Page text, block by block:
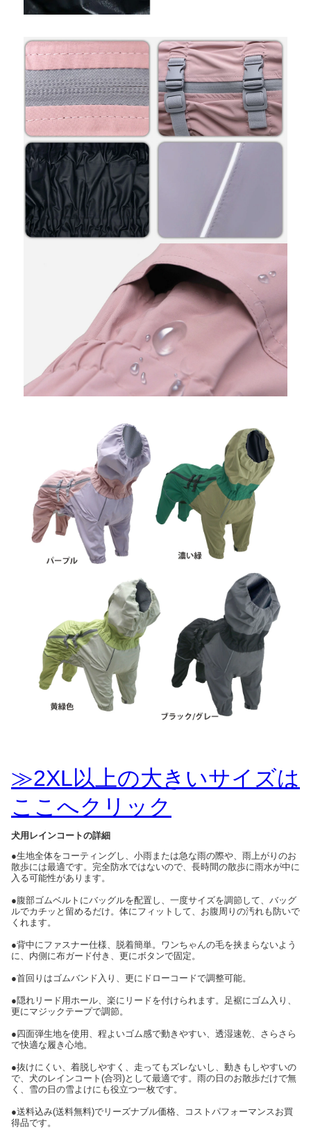
≫2XL以上の大きいサイズは
ここへクリック
犬用レインコートの詳細
●生地全体をコーティングし、小雨または急な雨の際や、雨上がりのお
散歩には最適です。完全防水ではないので、長時間の散歩に雨水が中に
入る可能性があります。
●腹部ゴムベルトにバッグルを配置し、一度サイズを調節して、バッグ
ルでカチッと留めるだけ。体にフィットして、お腹周りの汚れも防いで
くれます。
●背中にファスナー仕様、脱着簡単。ワンちゃんの毛を挟まらないよう
に、内側に布ガード付き、更にボタンで固定。
●首回りはゴムバンド入り、更にドローコードで調整可能。
●隠れリード用ホール、楽にリードを付けられます。足裾にゴム入り、
更にマジックテープで調節。
●四面弾生地を使用、程よいゴム感で動きやすい、透湿速乾、さらさら
で快適な履き心地。
●抜けにくい、着脱しやすく、走ってもズレないし、動きもしやすいの
で、犬のレインコート(合羽)として最適です。雨の日のお散歩だけで無
く、雪の日の雪よけにも役立つ一枚です。
●送料込み(送料無料)でリーズナブル価格、コストパフォーマンスお買
得品です。